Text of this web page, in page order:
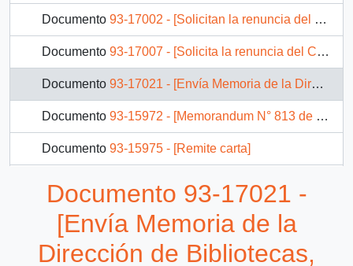
Documento 93-17002 - [Solicitan la renuncia del Comandante en Jefe del Ejército, Augusto Pinochet]
Documento 93-17007 - [Solicita la renuncia del Comandante en Jefe del Ejército, Augusto Pinochet]
Documento 93-17021 - [Envía Memoria de la Dirección de Bibliotecas, Archivos y Museos]
Documento 93-15972 - [Memorandum N° 813 de Director de Ceremonial y Protocolo, remite documento]
Documento 93-15975 - [Remite carta]
Documento 93-15979 - [Acusa recibo de invitación y responde]
1461 más...
Documento 93-17021 -
[Envía Memoria de la
Dirección de Bibliotecas,